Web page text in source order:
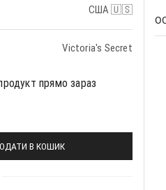
США 🇺🇸
Victoria's Secret
прямо зараз
В КОШИК